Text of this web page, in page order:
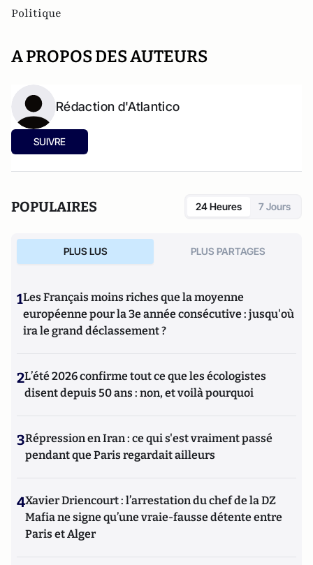
Politique
A PROPOS DES AUTEURS
Rédaction d'Atlantico
SUIVRE
POPULAIRES 24 Heures 7 Jours
PLUS LUS PLUS PARTAGES
1Les Français moins riches que la moyenne
européenne pour la 3e année consécutive : jusqu'où
ira le grand déclassement ?
2L’été 2026 confirme tout ce que les écologistes
disent depuis 50 ans : non, et voilà pourquoi
3Répression en Iran : ce qui s'est vraiment passé
pendant que Paris regardait ailleurs
4Xavier Driencourt : l’arrestation du chef de la DZ
Mafia ne signe qu’une vraie-fausse détente entre
Paris et Alger